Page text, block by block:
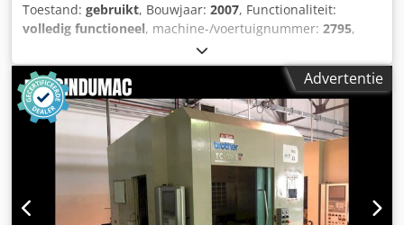
Toestand: gebruikt, Bouwjaar: 2007, Functionaliteit:
volledig functioneel, machine-/voertuignummer: 2795,
vermogen van de servomotor:750 W
230 V, pneumatische aansluiting:7 bar, Te koop wordt
aangeboden: een krachtige, geautomatiseerde Brother-
naaivoorziening, uitgerust met een JAM TC 762 F
automatiseringsmodule, aangeboden als complete
industriële werkplek. Dit systeem is speciaal ontworpen
voor het automatisch plaatsen van zakken en uiterst
nauwkeurige naaiwerkzaamheden, ideaal voor de
productie van denim, broeken en werkkleding. De
geïntegreerde automatiseringsmodule zorgt voor precieze
Advertentie